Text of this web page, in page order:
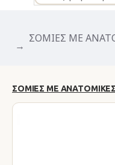
ΣΟΜΙΕΣ ΜΕ
ΣΟΜΙΕΣ ΜΕ ΑΝΑΤΟΜΙΚΕΣ